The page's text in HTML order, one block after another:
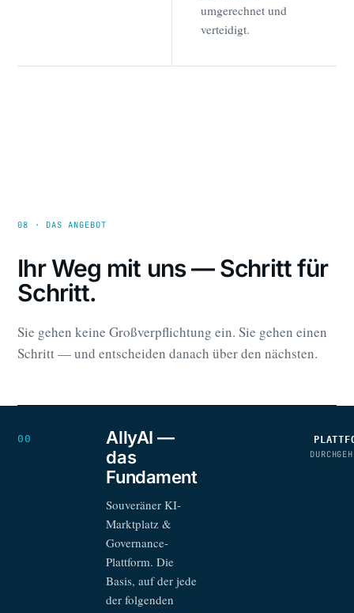
umgerechnet und
verteidigt.
08 · DAS ANGEBOT
Ihr Weg mit uns — Schritt für
Schritt.
Sie gehen keine Großverpflichtung ein. Sie gehen einen
Schritt — und entscheiden danach über den nächsten.
00
AllyAI —
das
Fundament
Souveräner KI-
Marktplatz &
Governance-
Plattform. Die
Basis, auf der jede
der folgenden